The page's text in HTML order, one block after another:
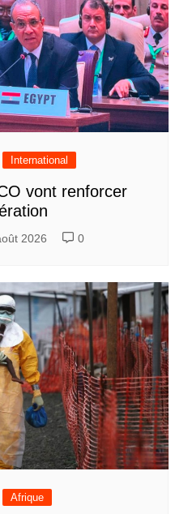
International
vont renforcer
2026 0
Afrique